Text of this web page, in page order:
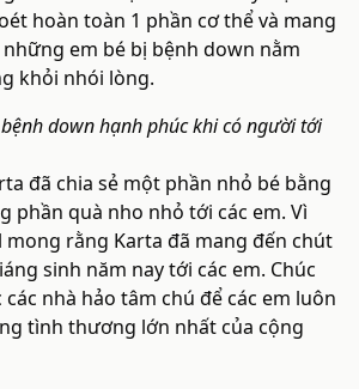
hoàn toàn 1 phần cơ thể và mang
em bé bị bệnh down nằm
khỏi nhói lòng.
down hạnh phúc khi có người tới
đã chia sẻ một phần nhỏ bé bằng
phần quà nho nhỏ tới các em. Vì
mong rằng Karta đã mang đến chút
sinh năm nay tới các em. Chúc
nhà hảo tâm chú để các em luôn
tình thương lớn nhất của cộng